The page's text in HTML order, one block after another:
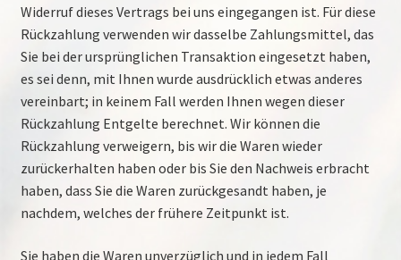
Widerruf dieses Vertrags bei uns eingegangen ist. Für diese
Rückzahlung verwenden wir dasselbe Zahlungsmittel, das
Sie bei der ursprünglichen Transaktion eingesetzt haben,
es sei denn, mit Ihnen wurde ausdrücklich etwas anderes
vereinbart; in keinem Fall werden Ihnen wegen dieser
Rückzahlung Entgelte berechnet. Wir können die
Rückzahlung verweigern, bis wir die Waren wieder
zurückerhalten haben oder bis Sie den Nachweis erbracht
haben, dass Sie die Waren zurückgesandt haben, je
nachdem, welches der frühere Zeitpunkt ist.
Sie haben die Waren unverzüglich und in jedem Fall